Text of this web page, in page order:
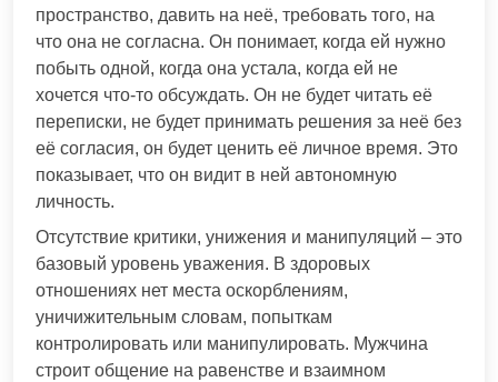
пространство, давить на неё, требовать того, на
что она не согласна. Он понимает, когда ей нужно
побыть одной, когда она устала, когда ей не
хочется что-то обсуждать. Он не будет читать её
переписки, не будет принимать решения за неё без
её согласия, он будет ценить её личное время. Это
показывает, что он видит в ней автономную
личность.
Отсутствие критики, унижения и манипуляций – это
базовый уровень уважения. В здоровых
отношениях нет места оскорблениям,
уничижительным словам, попыткам
контролировать или манипулировать. Мужчина
строит общение на равенстве и взаимном